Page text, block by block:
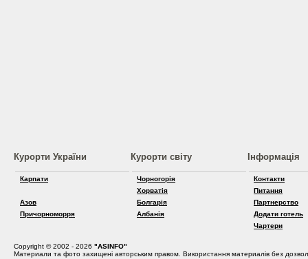
Курорти України
Карпати
Азов
Причорноморря
Курорти світу
Чорногорія
Хорватія
Болгарія
Албанія
Інформація
Контакти
Питання
Партнерство
Додати готель
Чартери
Copyright © 2002 - 2026 "ASINFO"
Материали та фото захищені авторським правом. Використання материалів без